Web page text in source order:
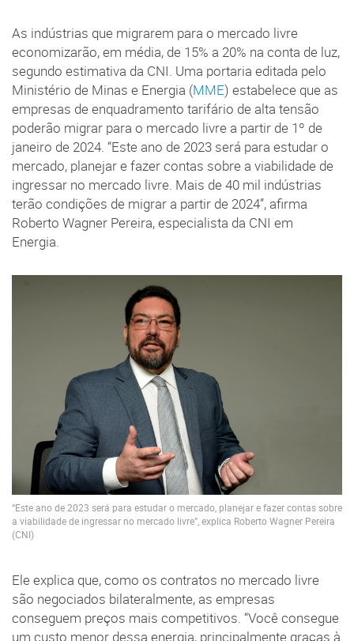
As indústrias que migrarem para o mercado livre
economizarão, em média, de 15% a 20% na conta de luz,
segundo estimativa da CNI. Uma portaria editada pelo
Ministério de Minas e Energia (MME) estabelece que as
empresas de enquadramento tarifário de alta tensão
poderão migrar para o mercado livre a partir de 1º de
janeiro de 2024. “Este ano de 2023 será para estudar o
mercado, planejar e fazer contas sobre a viabilidade de
ingressar no mercado livre. Mais de 40 mil indústrias
terão condições de migrar a partir de 2024”, afirma
Roberto Wagner Pereira, especialista da CNI em
Energia.
“Este ano de 2023 será para estudar o mercado, planejar e fazer contas sobre
a viabilidade de ingressar no mercado livre”, explica Roberto Wagner Pereira
(CNI)
Ele explica que, como os contratos no mercado livre
são negociados bilateralmente, as empresas
conseguem preços mais competitivos. “Você consegue
um custo menor dessa energia, principalmente graças à